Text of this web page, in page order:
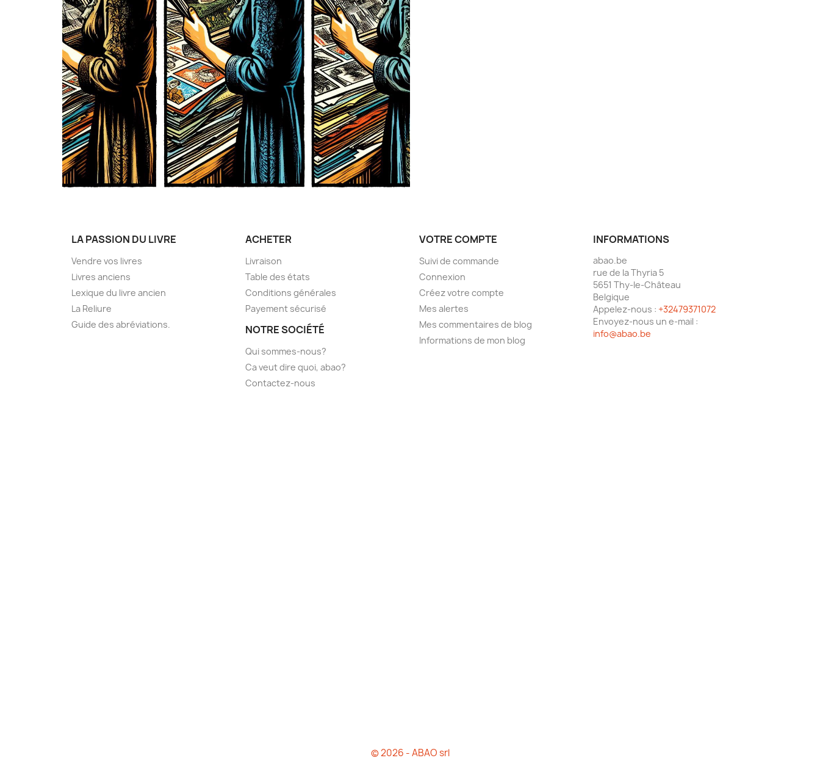
LA PASSION DU LIVRE
Vendre vos livres
Livres anciens
Lexique du livre ancien
La Reliure
Guide des abréviations.
ACHETER
Livraison
Table des états
Conditions générales
Payement sécurisé
NOTRE SOCIÉTÉ
Qui sommes-nous?
Ca veut dire quoi, abao?
Contactez-nous
VOTRE COMPTE
Suivi de commande
Connexion
Créez votre compte
Mes alertes
Mes commentaires de blog
Informations de mon blog
INFORMATIONS
abao.be
rue de la Thyria 5
5651 Thy-le-Château
Belgique
Appelez-nous : +32479371072
Envoyez-nous un e-mail :
info@abao.be
© 2026 - ABAO srl